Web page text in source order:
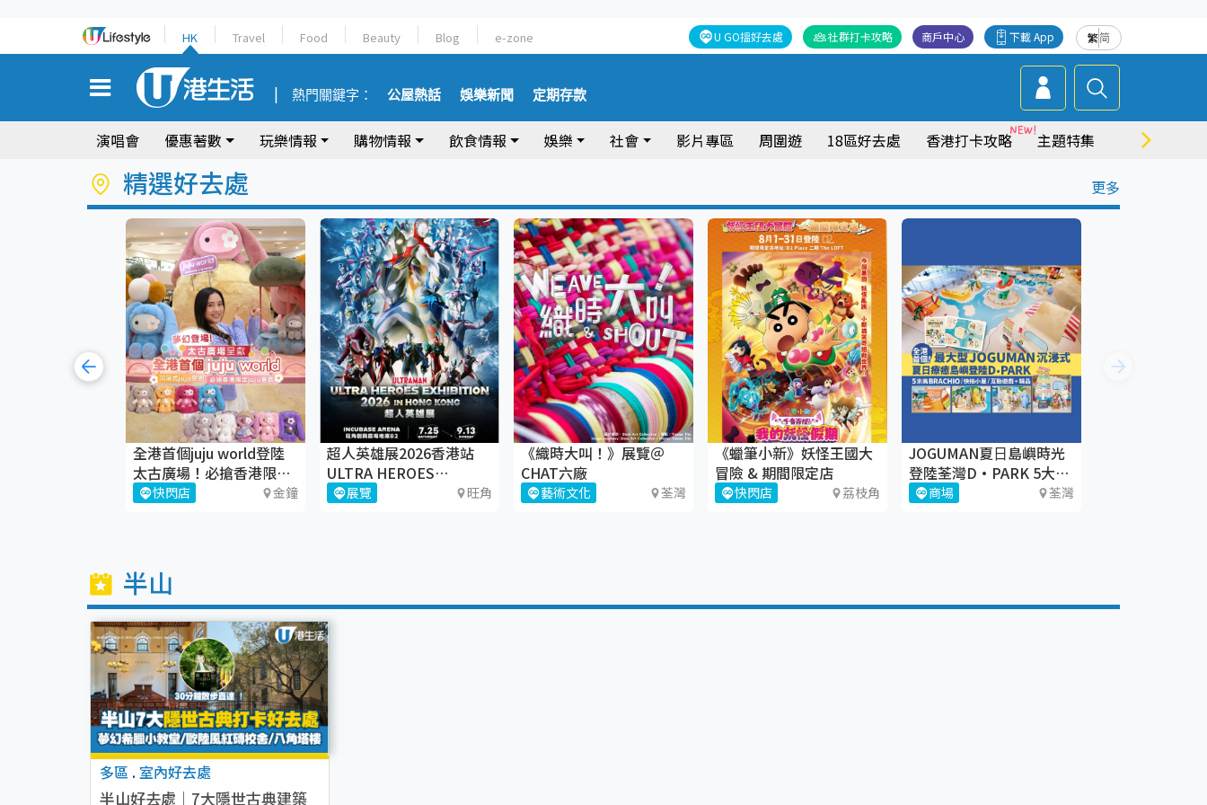
HK Travel Food Beauty Blog e-zone 繁简
下載 App
商戶中心
社群打卡攻略
U GO搵好去處
熱門關鍵字： 公屋熱話 娛樂新聞 定期存款
演唱會 優惠著數 玩樂情報 購物情報 飲食情報 娛樂 社會 影片專區 周圍遊 18區好去處 香港打卡攻略 主題特集 商場情報
精選好去處 更多
全港首個juju world登陸
太古廣場！必搶香港限定
juju盲盒
快閃店 金鐘
超人英雄展2026香港站
ULTRA HEROES
EXHIBITION
展覽 旺角
《織時大叫！》展覽＠
CHAT六廠
藝術文化 荃灣
《蠟筆小新》妖怪王國大
冒險 & 期間限定店
快閃店 荔枝角
JOGUMAN夏⽇島嶼時光
登陸荃灣D·PARK 5大療
癒體驗區+期間限定店
商場 荃灣
半山
多區 . 室內好去處
半山好去處｜7大隱世古典建築